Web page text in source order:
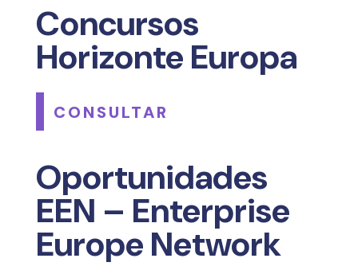
Concursos
Horizonte Europa
CONSULTAR
Oportunidades
EEN – Enterprise
Europe Network